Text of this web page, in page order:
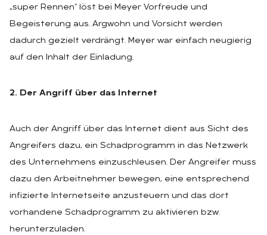
„super Rennen“ löst bei Meyer Vorfreude und
Begeisterung aus. Argwohn und Vorsicht werden
dadurch gezielt verdrängt. Meyer war einfach neugierig
auf den Inhalt der Einladung.
2. Der Angriff über das Internet
Auch der Angriff über das Internet dient aus Sicht des
Angreifers dazu, ein Schadprogramm in das Netzwerk
des Unternehmens einzuschleusen. Der Angreifer muss
dazu den Arbeitnehmer bewegen, eine entsprechend
infizierte Internetseite anzusteuern und das dort
vorhandene Schadprogramm zu aktivieren bzw.
herunterzuladen.